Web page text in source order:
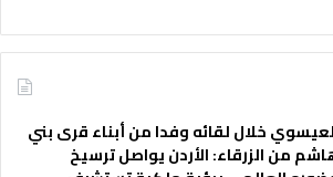
خلال لقائه وفدا من أبناء قرى بني
من الزرقاء: الأردن يواصل ترسيخ